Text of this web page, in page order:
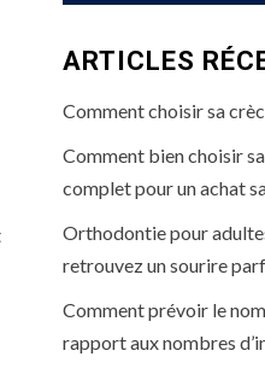
ARTICLES
Comment choisir sa
Comment bien choisir
complet pour un achat
Orthodontie pour
retrouvez un sourire
Comment prévoir le
rapport aux nombres